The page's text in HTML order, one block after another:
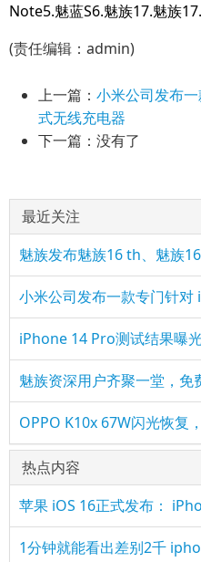
Note5.魅蓝S6.魅族17.魅族
(责任编辑：admin)
上一篇： 小米公司发布
式无线充电器
下一篇：没有了
最近关注
魅族发布魅族16 th、魅族
小米公司发布一款专门针
iPhone 14 Pro测试结果曝
魅族资深用户齐聚一堂，免
OPPO K10x 67W闪光恢复
热点内容
苹果 iOS 16正式发布：
1分钟就能看出差别2千